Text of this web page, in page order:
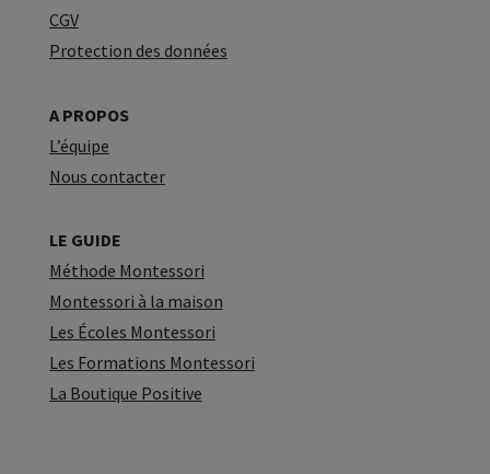
CGV
Protection des données
A PROPOS
L’équipe
Nous contacter
LE GUIDE
Méthode Montessori
Montessori à la maison
Les Écoles Montessori
Les Formations Montessori
La Boutique Positive